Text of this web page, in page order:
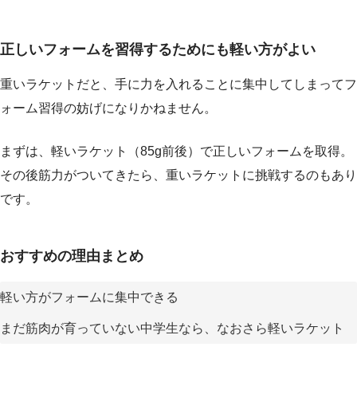
正しいフォームを習得するためにも軽い方がよい
重いラケットだと、手に力を入れることに集中してしまってフ
ォーム習得の妨げになりかねません。
まずは、軽いラケット（85g前後）で正しいフォームを取得。
その後筋力がついてきたら、重いラケットに挑戦するのもあり
です。
おすすめの理由まとめ
軽い方がフォームに集中できる
まだ筋肉が育っていない中学生なら、なおさら軽いラケット